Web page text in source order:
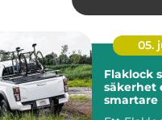
05.
Flaklock skydd,
säkerhet
smartare